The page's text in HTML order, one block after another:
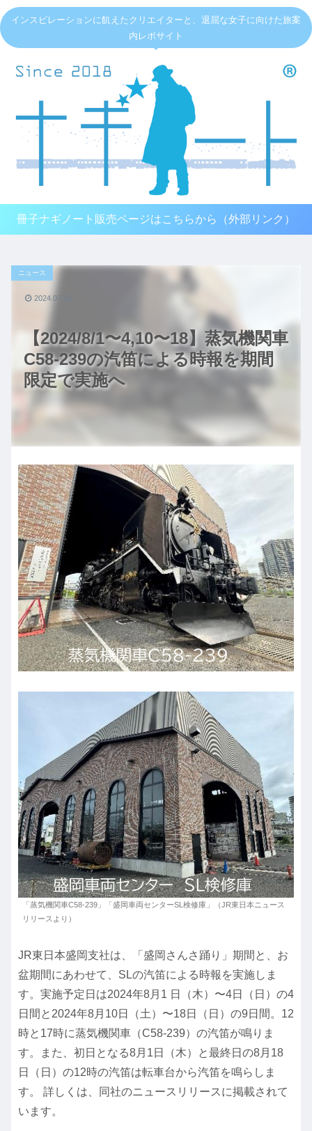
インスピレーションに飢えたクリエイターと、退屈な女子に向けた旅案
内レポサイト
冊子ナギノート販売ページはこちらから（外部リンク）
【2024/8/1〜4,10〜18】蒸気機関車
C58-239の汽笛による時報を期間
限定で実施へ
ニュース
2024.07.26
「蒸気機関車C58-239」「盛岡車両センターSL検修庫」（JR東日本ニュース
リリースより）
JR東日本盛岡支社は、「盛岡さんさ踊り」期間と、お
盆期間にあわせて、SLの汽笛による時報を実施しま
す。実施予定日は2024年8月1 日（木）〜4日（日）の4
日間と2024年8月10日（土）〜18日（日）の9日間。12
時と17時に蒸気機関車（C58-239）の汽笛が鳴りま
す。また、初日となる8月1日（木）と最終日の8月18
日（日）の12時の汽笛は転車台から汽笛を鳴らしま
す。 詳しくは、同社のニュースリリースに掲載されて
います。